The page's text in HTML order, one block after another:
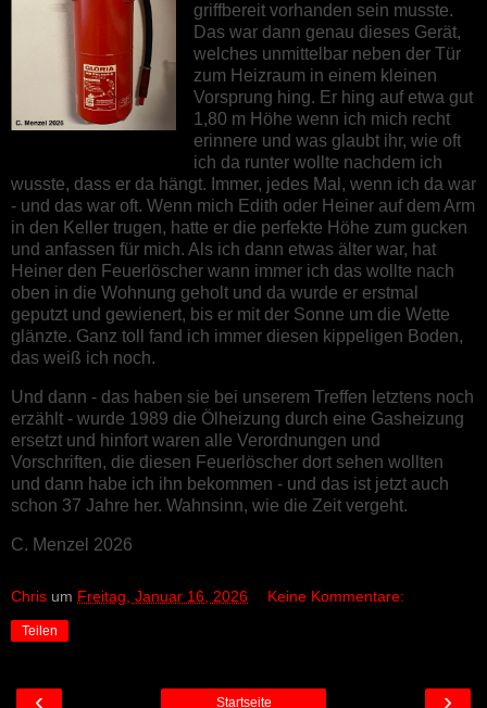
griffbereit vorhanden sein musste.
Das war dann genau dieses Gerät,
welches unmittelbar neben der Tür
zum Heizraum in einem kleinen
Vorsprung hing. Er hing auf etwa gut
1,80 m Höhe wenn ich mich recht
erinnere und was glaubt ihr, wie oft
ich da runter wollte nachdem ich
wusste, dass er da hängt. Immer, jedes Mal, wenn ich da war
- und das war oft. Wenn mich Edith oder Heiner auf dem Arm
in den Keller trugen, hatte er die perfekte Höhe zum gucken
und anfassen für mich. Als ich dann etwas älter war, hat
Heiner den Feuerlöscher wann immer ich das wollte nach
oben in die Wohnung geholt und da wurde er erstmal
geputzt und gewienert, bis er mit der Sonne um die Wette
glänzte. Ganz toll fand ich immer diesen kippeligen Boden,
das weiß ich noch.
Und dann - das haben sie bei unserem Treffen letztens noch
erzählt - wurde 1989 die Ölheizung durch eine Gasheizung
ersetzt und hinfort waren alle Verordnungen und
Vorschriften, die diesen Feuerlöscher dort sehen wollten
und dann habe ich ihn bekommen - und das ist jetzt auch
schon 37 Jahre her. Wahnsinn, wie die Zeit vergeht.
C. Menzel 2026
Chris um Freitag, Januar 16, 2026 Keine Kommentare:
Teilen
‹ ›
Startseite